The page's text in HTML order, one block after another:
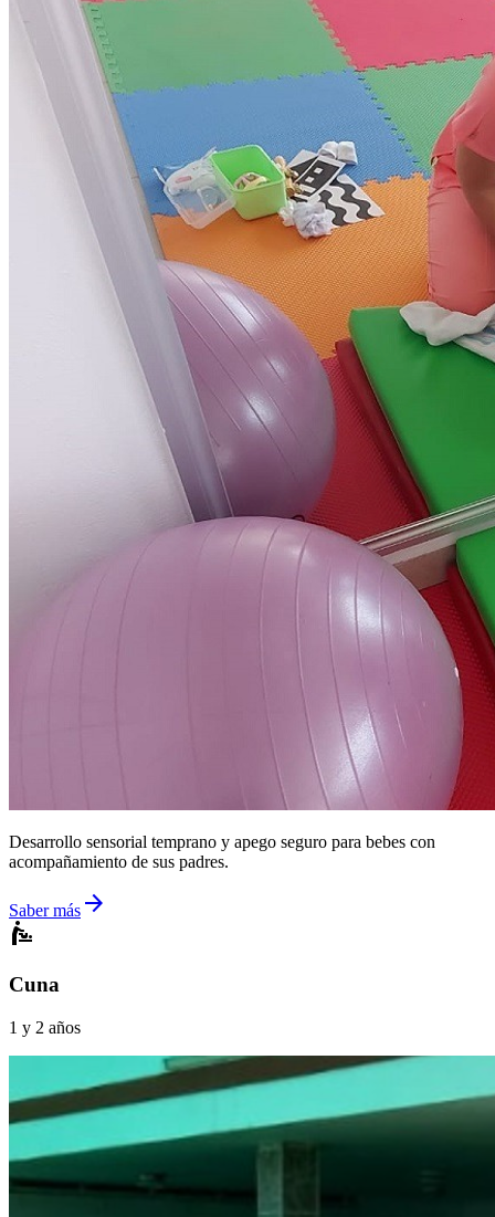
Desarrollo sensorial temprano y apego seguro para bebes con
acompañamiento de sus padres.
Saber más arrow_forward
baby_changing_station
Cuna
1 y 2 años